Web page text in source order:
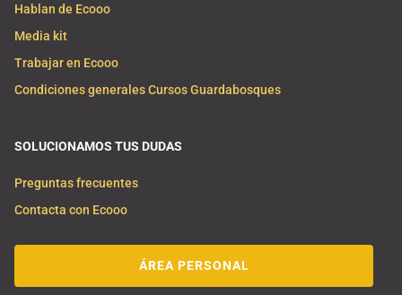
Hablan de Ecooo
Media kit
Trabajar en Ecooo
Condiciones generales Cursos Guardabosques
SOLUCIONAMOS TUS DUDAS
Preguntas frecuentes
Contacta con Ecooo
ÁREA PERSONAL